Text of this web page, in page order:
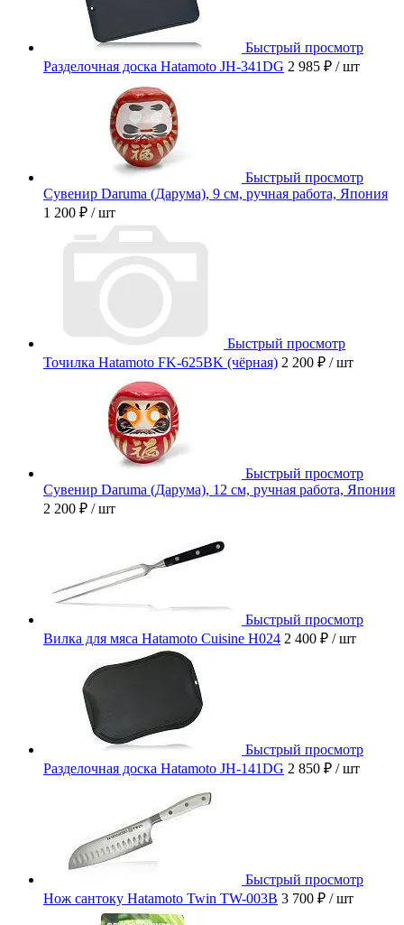
Быстрый просмотр
Разделочная доска Hatamoto JH-341DG 2 985 ₽ / шт
Быстрый просмотр
Сувенир Daruma (Дарума), 9 см, ручная работа, Япония
1 200 ₽ / шт
Быстрый просмотр
Точилка Hatamoto FK-625BK (чёрная) 2 200 ₽ / шт
Быстрый просмотр
Сувенир Daruma (Дарума), 12 см, ручная работа, Япония
2 200 ₽ / шт
Быстрый просмотр
Вилка для мяса Hatamoto Cuisine H024 2 400 ₽ / шт
Быстрый просмотр
Разделочная доска Hatamoto JH-141DG 2 850 ₽ / шт
Быстрый просмотр
Нож сантоку Hatamoto Twin TW-003B 3 700 ₽ / шт